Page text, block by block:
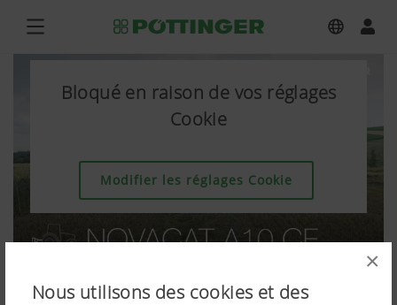
×
Nous utilisons des cookies et des
Bloqué en raison de vos réglages
Cookie
Modifier les réglages Cookie